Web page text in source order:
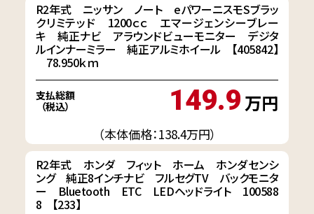
R2年式 ニッサン ノート eパワーニスモSブラッ
クリミテッド 1200ｃｃ エマージェンシーブレー
キ 純正ナビ アラウンドビューモニター デジタ
ルインナーミラー 純正アルミホイール 【405842】
78.950ｋｍ
支払総額
（税込）
149.9万円
（本体価格：138.4万円）
R2年式 ホンダ フィット ホーム ホンダセンシ
ング 純正8インチナビ フルセグTV バックモニタ
ー Bluetooth ETC LEDヘッドライト 100588
8 【233】